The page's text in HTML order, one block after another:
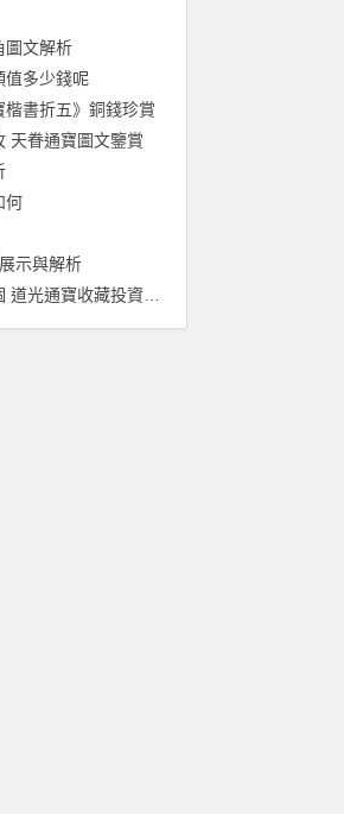
圖文解析
值多少錢呢
書折五》銅錢珍賞
天眷通寶圖文鑒賞
何
示與解析